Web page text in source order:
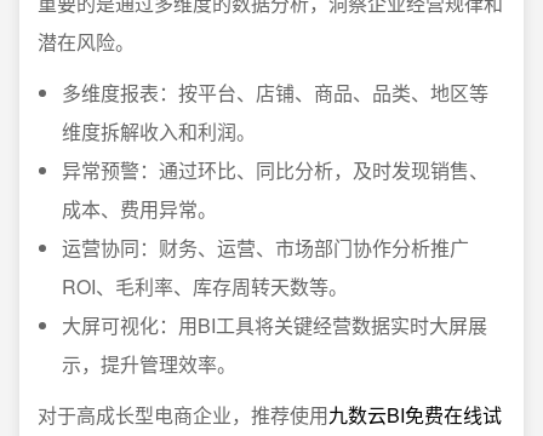
潜在风险。
多维度报表：按平台、店铺、商品、品类、地区等
维度拆解收入和利润。
异常预警：通过环比、同比分析，及时发现销售、
成本、费用异常。
运营协同：财务、运营、市场部门协作分析推广
ROI、毛利率、库存周转天数等。
大屏可视化：用BI工具将关键经营数据实时大屏展
示，提升管理效率。
对于高成长型电商企业，推荐使用九数云BI免费在线试